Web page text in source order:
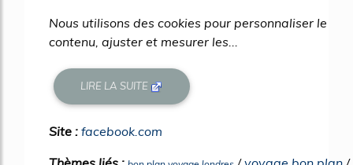
Nous utilisons des cookies pour personnaliser le
contenu, ajuster et mesurer les...
LIRE LA SUITE
Site : facebook.com